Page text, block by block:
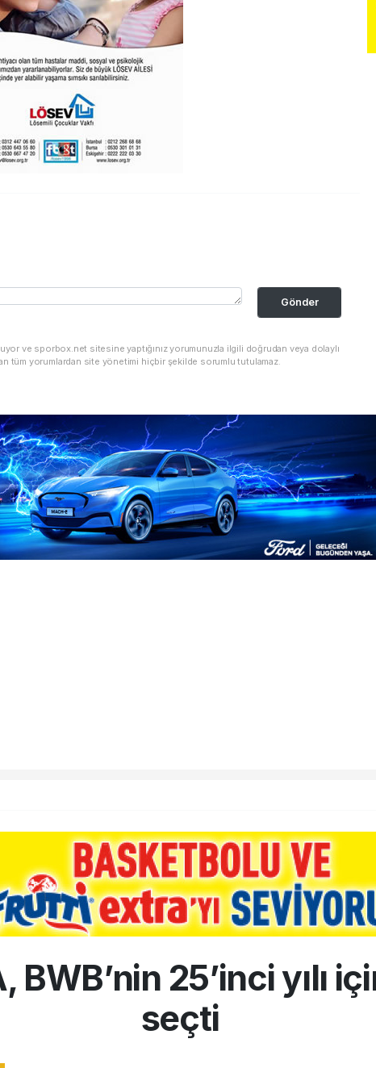
Gönder
ve sporbox.net sitesine yaptığınız yorumunuzla ilgili doğrudan veya dolaylı
tüm yorumlardan site yönetimi hiçbir şekilde sorumlu tutulamaz.
BWB’nin 25’inci yılı
seçti